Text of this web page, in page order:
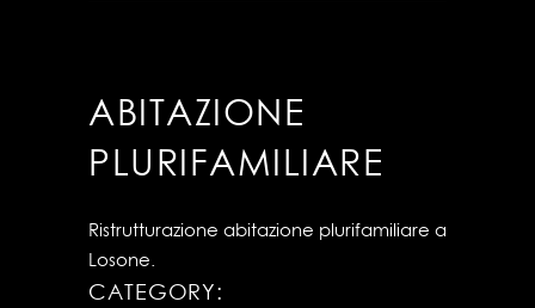
ABITAZIONE
PLURIFAMILIARE
Ristrutturazione abitazione plurifamiliare a
Losone.
CATEGORY: